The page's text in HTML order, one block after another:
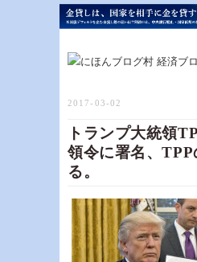
2017-03-02
トランプ大統領
領令に署名、
る。